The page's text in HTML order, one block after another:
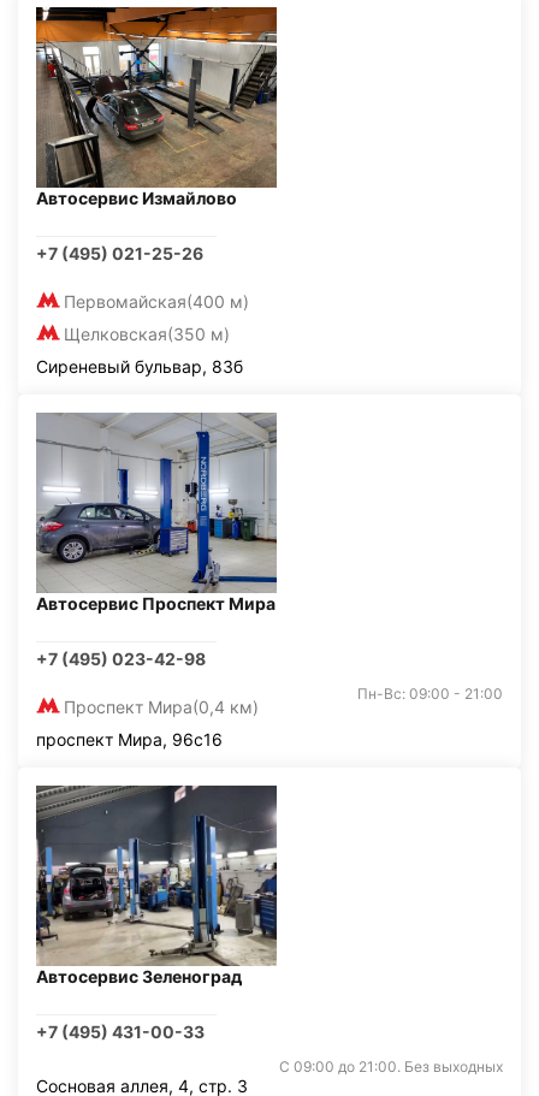
Автосервис Измайлово
+7 (495) 021-25-26
Первомайская(400 м)
Щелковская(350 м)
Сиреневый бульвар, 83б
Автосервис Проспект Мира
+7 (495) 023-42-98
Проспект Мира(0,4 км)
Пн-Вс: 09:00 - 21:00
проспект Мира, 96с16
Автосервис Зеленоград
+7 (495) 431-00-33
С 09:00 до 21:00. Без выходных
Сосновая аллея, 4, стр. 3